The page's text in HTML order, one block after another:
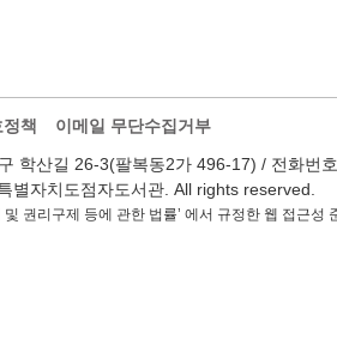
책
이메일 무단수집거부
학산길 26-3(팔복동2가 496-17) / 전화
별자치도점자도서관. All rights reserved.
권리구제 등에 관한 법률’ 에서 규정한 웹 접근